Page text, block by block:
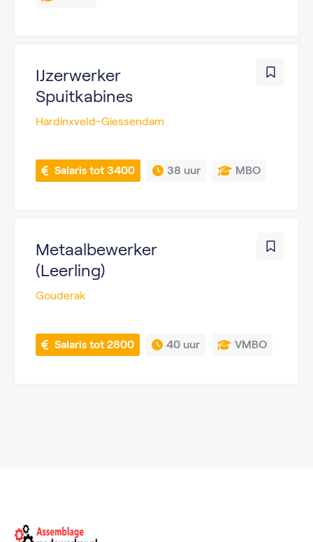
IJzerwerker
Spuitkabines
Hardinxveld-Giessendam
Salaris tot 3400 38 uur MBO
Metaalbewerker
(Leerling)
Gouderak
Salaris tot 2800 40 uur VMBO